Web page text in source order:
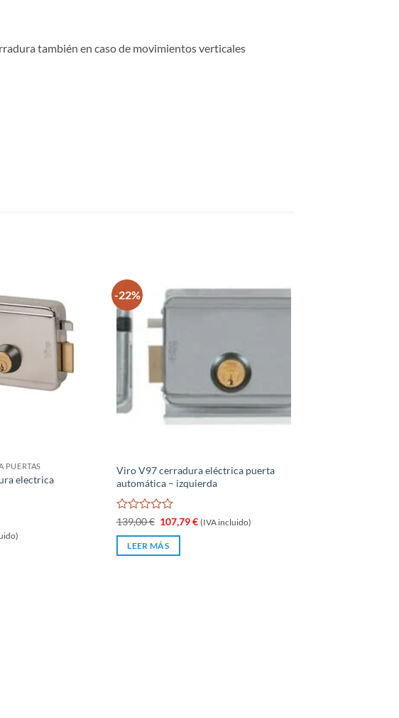
también en caso de movimientos verticales
PUERTAS
electrica
-22%
Viro V97 cerradura eléctrica puerta
automática – izquierda
Valorado
de
139,00€ El
precio
original
era:
107,79€El
precio
(IVA incluido)
LEER MÁS